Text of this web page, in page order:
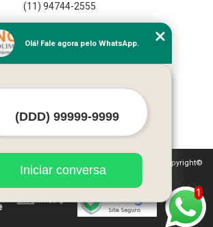
(11) 94744-2555
Empresa
Missão
Mapa do site
Mais Serviços
está sujeito à proteção de direitos autorais. Copyright©
de 19/02/1998)
1
Olá! Fale agora pelo WhatsApp.
Iniciar conversa